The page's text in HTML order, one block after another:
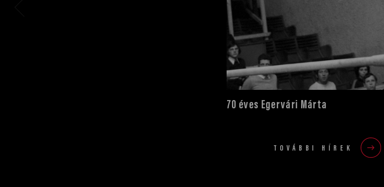
70 éves Egervári Márta
TOVÁBBI HÍREK